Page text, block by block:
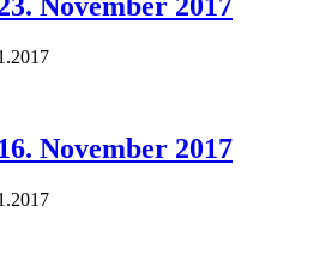
November 2017